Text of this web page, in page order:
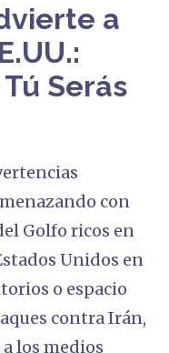
a
Serás
con
Golfo ricos en
Unidos en
o espacio
contra Irán,
los medios